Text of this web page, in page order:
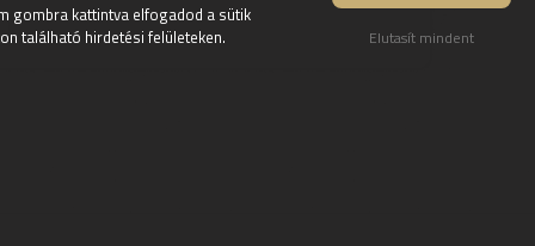
gombra kattintva elfogadod a sütik
található hirdetési felületeken.
Elutasít mindent